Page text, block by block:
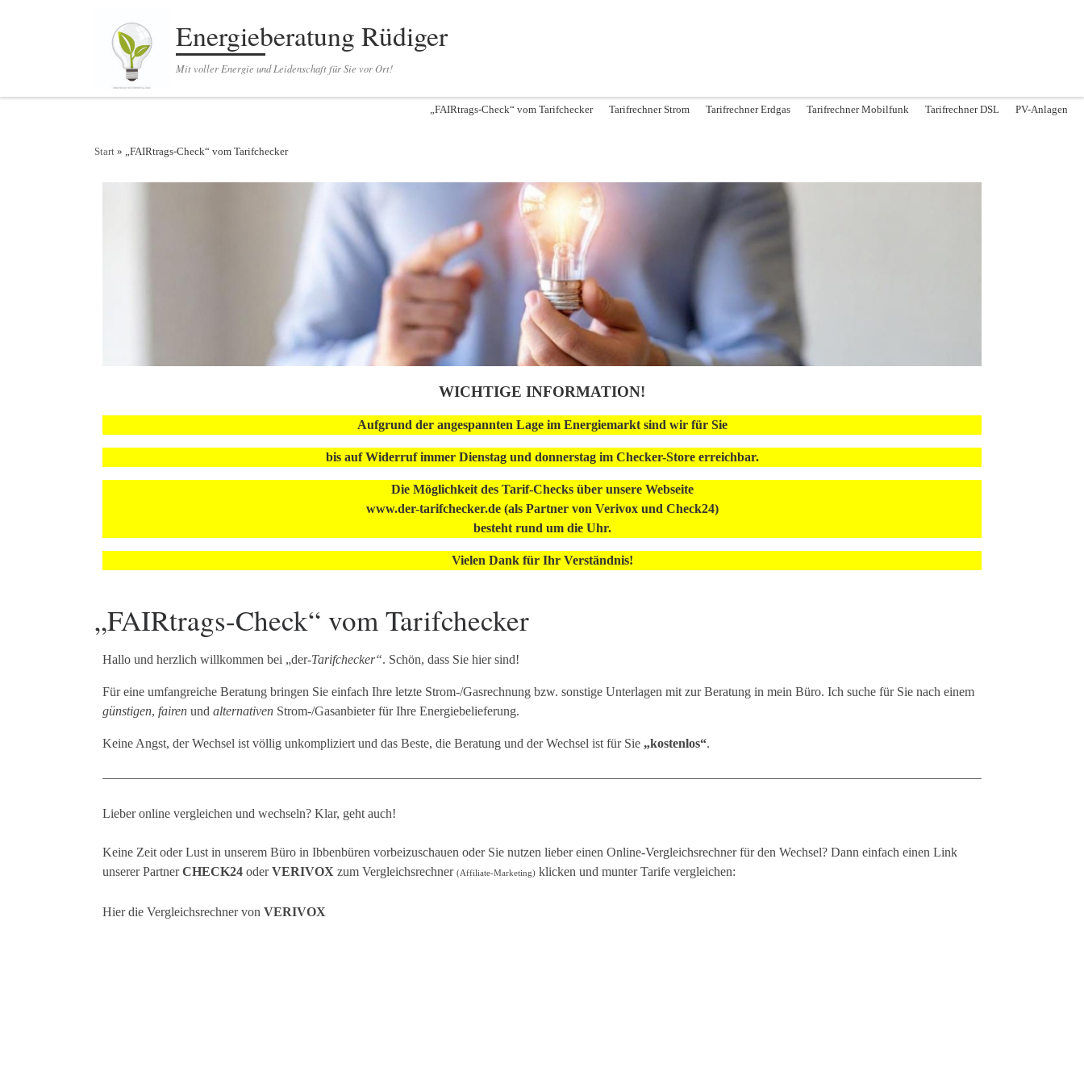
Energieberatung Rüdiger
Mit voller Energie und Leidenschaft für Sie vor Ort!
„FAIRtrags-Check“ vom Tarifchecker Tarifrechner Strom Tarifrechner Erdgas Tarifrechner Mobilfunk Tarifrechner DSL PV-Anlagen
Start » „FAIRtrags-Check“ vom Tarifchecker
WICHTIGE INFORMATION!
Aufgrund der angespannten Lage im Energiemarkt sind wir für Sie
bis auf Widerruf immer Dienstag und donnerstag im Checker-Store erreichbar.
Die Möglichkeit des Tarif-Checks über unsere Webseite
www.der-tarifchecker.de (als Partner von Verivox und Check24)
besteht rund um die Uhr.
Vielen Dank für Ihr Verständnis!
„FAIRtrags-Check“ vom Tarifchecker
Hallo und herzlich willkommen bei „der-Tarifchecker“. Schön, dass Sie hier sind!
Für eine umfangreiche Beratung bringen Sie einfach Ihre letzte Strom-/Gasrechnung bzw. sonstige Unterlagen mit zur Beratung in mein Büro. Ich suche für Sie nach einem
günstigen, fairen und alternativen Strom-/Gasanbieter für Ihre Energiebelieferung.
Keine Angst, der Wechsel ist völlig unkompliziert und das Beste, die Beratung und der Wechsel ist für Sie „kostenlos“.
Lieber online vergleichen und wechseln? Klar, geht auch!
Keine Zeit oder Lust in unserem Büro in Ibbenbüren vorbeizuschauen oder Sie nutzen lieber einen Online-Vergleichsrechner für den Wechsel? Dann einfach einen Link
unserer PartnerCHECK24 oderVERIVOX zum Vergleichsrechner (Affiliate-Marketing) klicken und munter Tarife vergleichen:
Hier die Vergleichsrechner von VERIVOX